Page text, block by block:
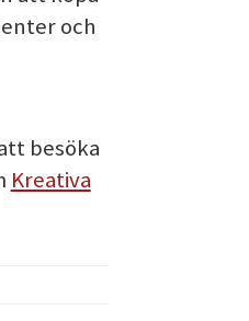
och
besöka
Kreativa